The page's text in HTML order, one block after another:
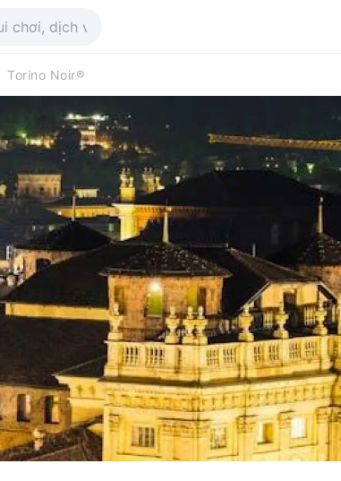
Torino Noir®